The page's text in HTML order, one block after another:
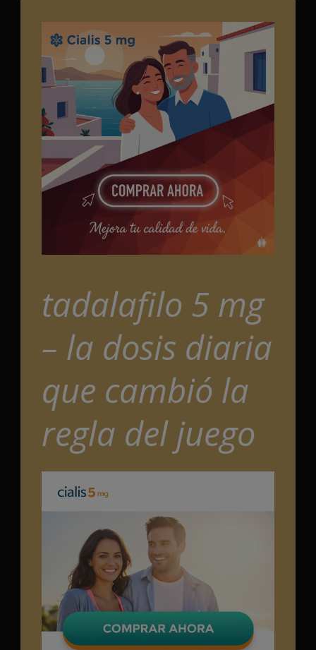
tadalafilo 5 mg
– la dosis diaria
que cambió la
regla del juego